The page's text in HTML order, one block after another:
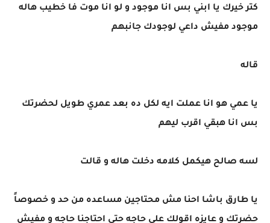
كتر خيرك يا ابني بس انا موجود و لو انا موت فا خطيب هاله
موجود مفيش داعي لوجودك جانبهم
قاله
يا عمي هو انا عملت ايه لكل ده بعد عمري طويل لحضرتك
بس انا هبقي اقرب ليهم
لسه صالح هيكمل كلامه دخلت هاله و قالت
يا طارق باشا احنا مش محتاجين مساعده من حد و خصوصاً
حضرتك و عايزه اقولك على حاجه حتي احتاجنا حاجه و مفيش